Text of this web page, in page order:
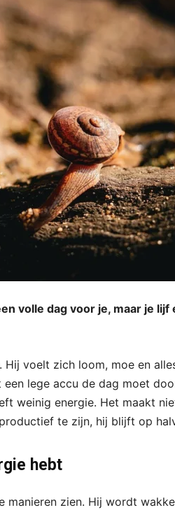
volle dag voor je, maar je lijf
voelt zich loom, moe en
lege accu de dag moet
weinig energie. Het maakt
te zijn, hij blijft op
hebt
manieren zien. Hij wordt